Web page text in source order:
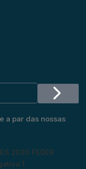
a par das nossas